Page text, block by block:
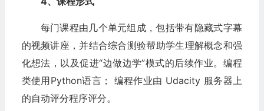
每门课程由几个单元组成，包括带有隐藏式字幕
的视频讲座，并结合综合测验帮助学生理解概念和强
化想法，以及促进“边做边学”模式的后续作业。编程
类使用Python语言； 编程作业由 Udacity 服务器上
的自动评分程序评分。